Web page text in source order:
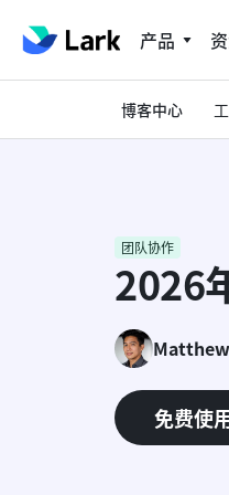
产品
博客中心
团队协作
2026
免费使